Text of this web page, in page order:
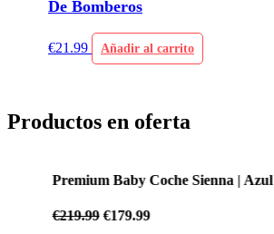
De Bomberos
€21.99 Añadir al carrito
Productos en oferta
Premium Baby Coche Sienna | Azul Celeste
219.99 €179.99